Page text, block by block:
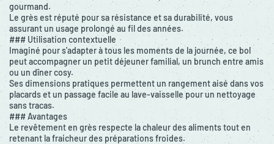
gourmand.
Le grès est réputé pour sa résistance et sa durabilité, vous
assurant un usage prolongé au fil des années.
### Utilisation contextuelle
Imaginé pour s'adapter à tous les moments de la journée, ce bol
peut accompagner un petit déjeuner familial, un brunch entre amis
ou un dîner cosy.
Ses dimensions pratiques permettent un rangement aisé dans vos
placards et un passage facile au lave-vaisselle pour un nettoyage
sans tracas.
### Avantages
Le revêtement en grès respecte la chaleur des aliments tout en
retenant la fraicheur des préparations froides.